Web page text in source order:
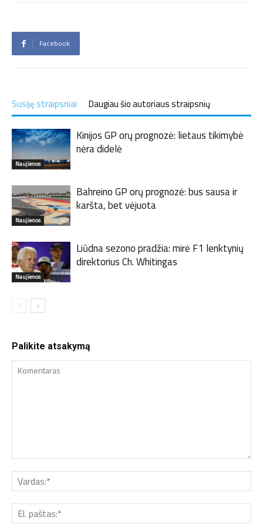
Facebook
Susiję straipsniai Daugiau šio autoriaus straipsnių
Naujienos
Kinijos GP orų prognozė: lietaus tikimybė
nėra didelė
Naujienos
Bahreino GP orų prognozė: bus sausa ir
karšta, bet vėjuota
Naujienos
Liūdna sezono pradžia: mirė F1 lenktynių
direktorius Ch. Whitingas
Palikite atsakymą